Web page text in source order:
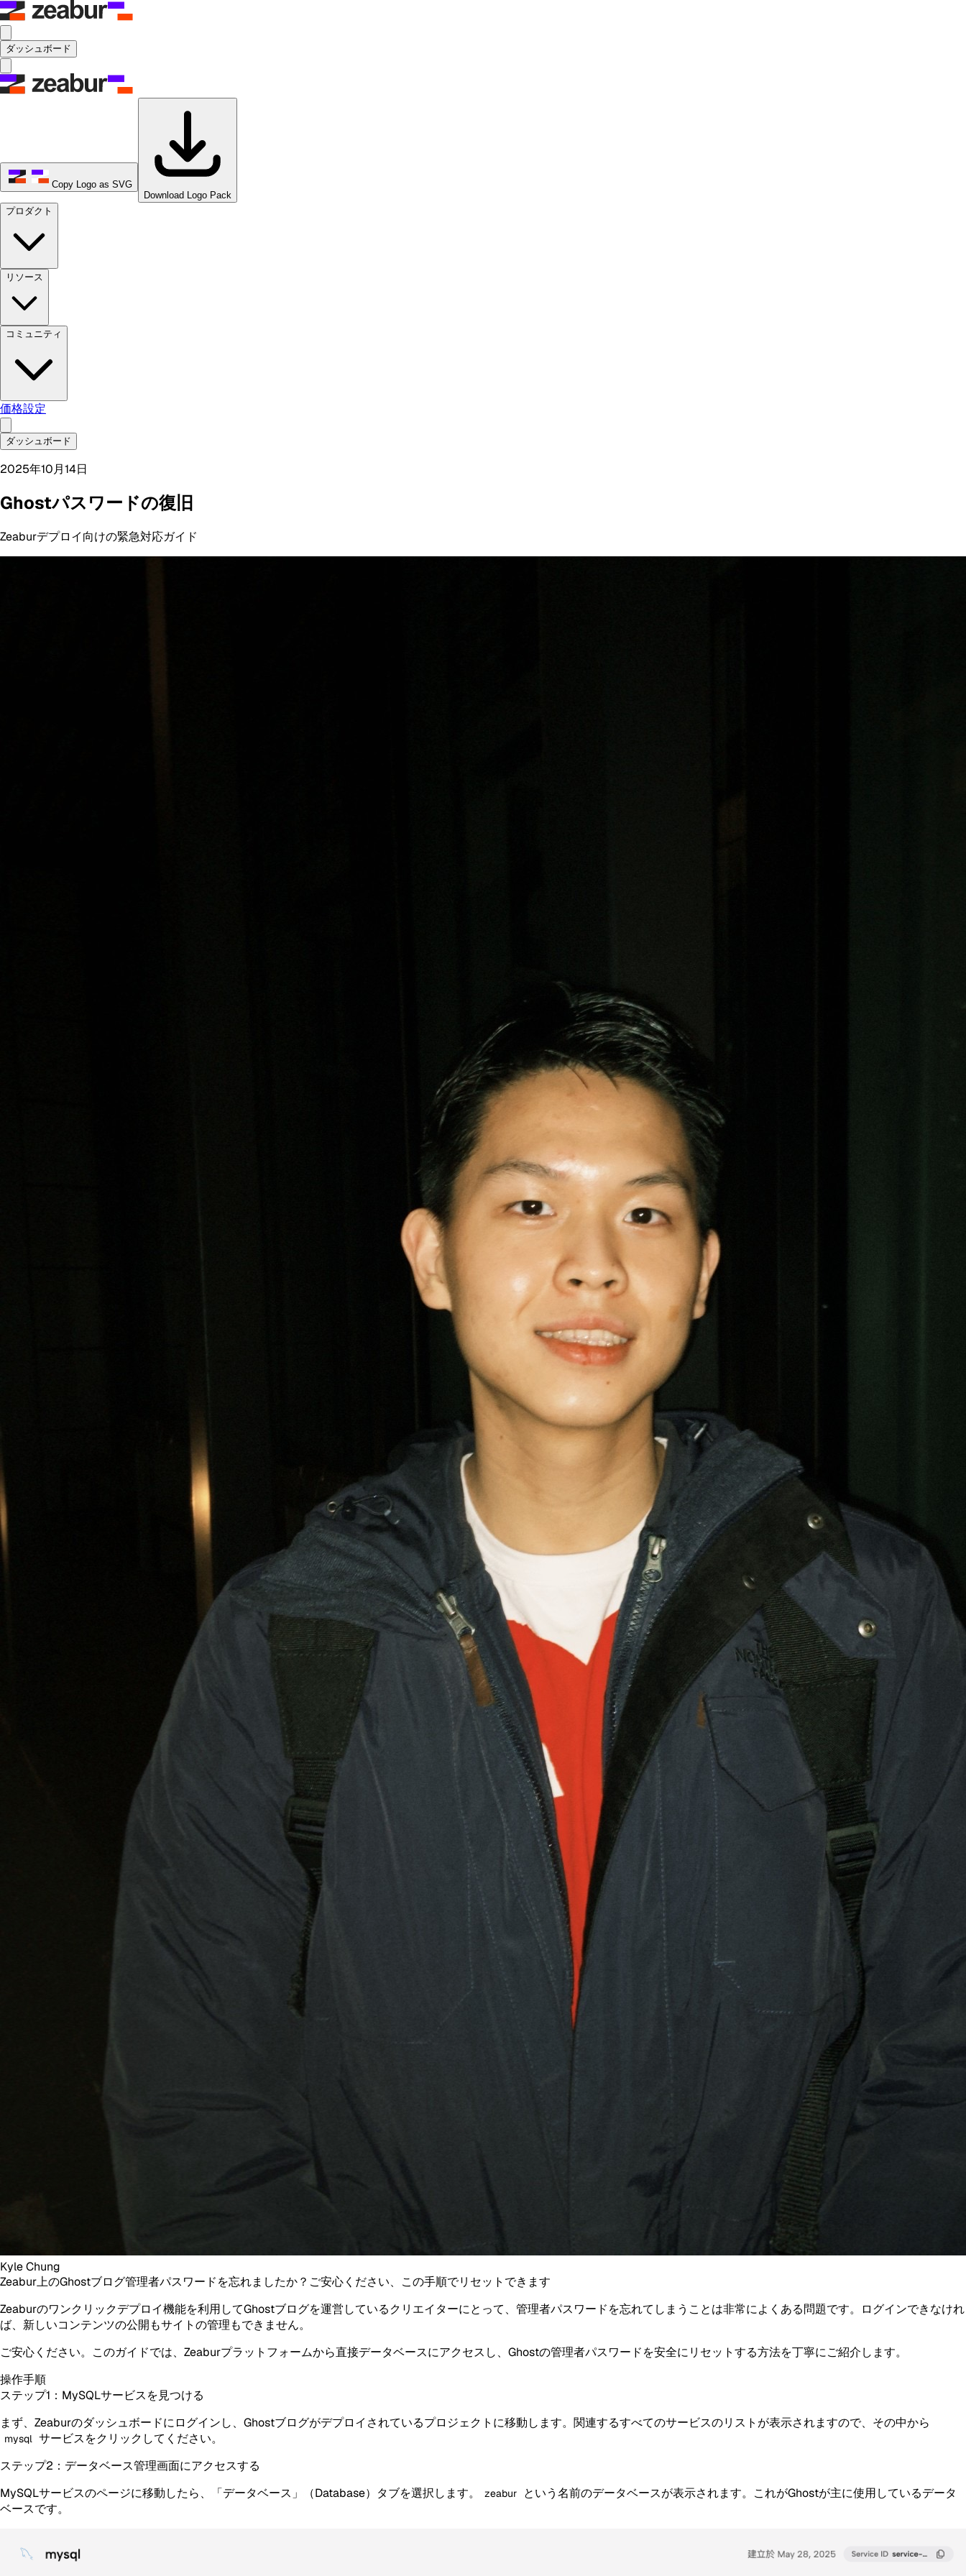
ダッシュボード
Copy Logo as SVG
Download Logo Pack
プロダクト
リソース
コミュニティ
価格設定
ダッシュボード
2025年10月14日
Ghostパスワードの復旧
Zeaburデプロイ向けの緊急対応ガイド
Kyle Chung
Zeabur上のGhostブログ管理者パスワードを忘れましたか？ご安心ください、この手順でリセットできます
Zeaburのワンクリックデプロイ機能を利用してGhostブログを運営しているクリエイターにとって、管理者パスワードを忘れてしまうことは非常によくある問題です。ログインできなけれ
ば、新しいコンテンツの公開もサイトの管理もできません。
ご安心ください。このガイドでは、Zeaburプラットフォームから直接データベースにアクセスし、Ghostの管理者パスワードを安全にリセットする方法を丁寧にご紹介します。
操作手順
ステップ1：MySQLサービスを見つける
まず、Zeaburのダッシュボードにログインし、Ghostブログがデプロイされているプロジェクトに移動します。関連するすべてのサービスのリストが表示されますので、その中から
mysql サービスをクリックしてください。
ステップ2：データベース管理画面にアクセスする
MySQLサービスのページに移動したら、「データベース」（Database）タブを選択します。
zeabur
という名前のデータベースが表示されます。これがGhostが主に使用しているデータ
ベースです。